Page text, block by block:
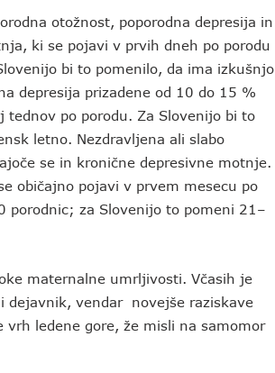
otožnost, poporodna depresija in
ki se pojavi v prvih dneh po porodu
bi to pomenilo, da ima izkušnjo
depresija prizadene od 10 do 15 %
po porodu. Za Slovenijo bi to
letno. Nezdravljena ali slabo
se in kronične depresivne motnje.
običajno pojavi v prvem mesecu po
porodnic; za Slovenijo to pomeni 21–
maternalne umrljivosti. Včasih je
dejavnik, vendar novejše raziskave
ledene gore, že misli na samomor